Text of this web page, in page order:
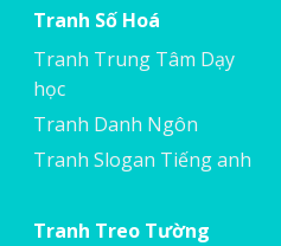
Tranh Số Hoá
Tranh Trung Tâm Dạy
học
Tranh Danh Ngôn
Tranh Slogan Tiếng anh
Tranh Treo Tường